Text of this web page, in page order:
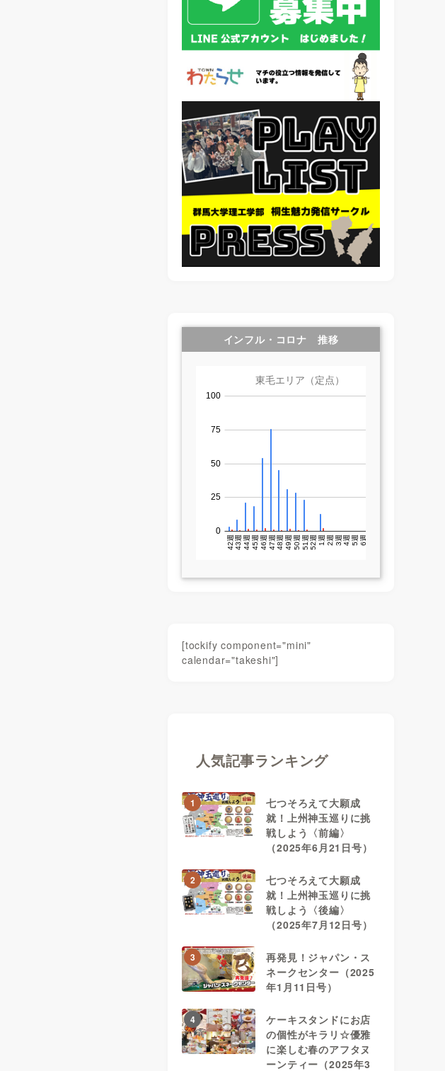
インフル・コロナ 推移
[tockify component="mini"
calendar="takeshi"]
人気記事ランキング
1
七つそろえて大願成
就！上州神玉巡りに挑
戦しよう〈前編〉
（2025年6月21日号）
2
七つそろえて大願成
就！上州神玉巡りに挑
戦しよう〈後編〉
（2025年7月12日号）
3
再発見！ジャパン・ス
ネークセンター（2025
年1月11日号）
4
ケーキスタンドにお店
の個性がキラリ☆優雅
に楽しむ春のアフタヌ
ーンティー（2025年3